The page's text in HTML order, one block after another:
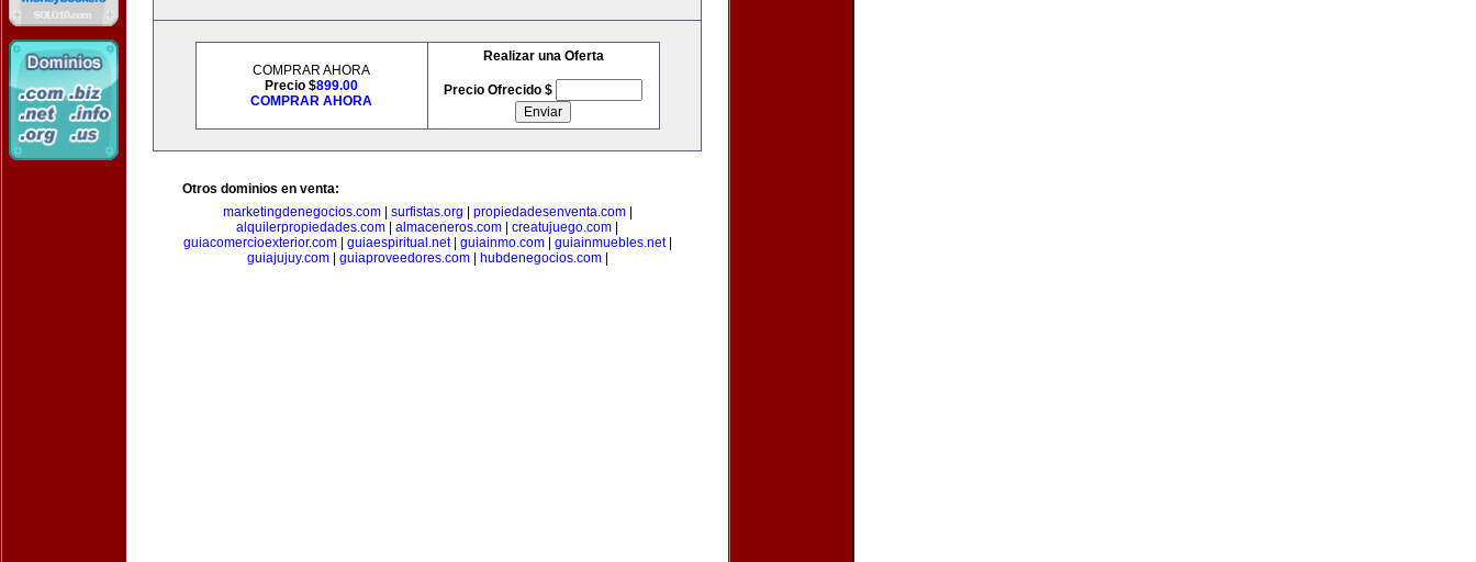
COMPRAR AHORA
Precio $899.00
COMPRAR AHORA
Realizar una Oferta
Precio Ofrecido $
Otros dominios en venta:
marketingdenegocios.com| surfistas.org propiedadesenventa.com|
alquilerpropiedades.com
almaceneros.com creatujuego.com
guiacomercioexterior.com| guiaespiritual.net| guiainmo.com| guiainmuebles.net|
guiajujuy.com| guiaproveedores.com| hubdenegocios.com|